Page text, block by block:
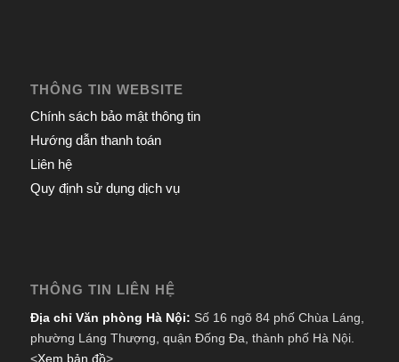
THÔNG TIN WEBSITE
Chính sách bảo mật thông tin
Hướng dẫn thanh toán
Liên hệ
Quy định sử dụng dịch vụ
THÔNG TIN LIÊN HỆ
Địa chỉ Văn phòng Hà Nội: Số 16 ngõ 84 phố Chùa Láng,
phường Láng Thượng, quận Đống Đa, thành phố Hà Nội.
<Xem bản đồ>